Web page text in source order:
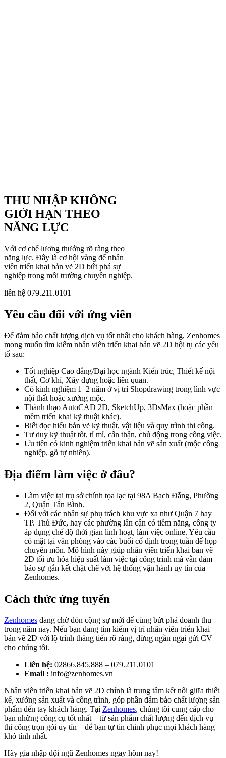
THU NHẬP KHÔNG
GIỚI HẠN THEO
NĂNG LỰC
Với cơ chế lương thưởng rõ ràng theo
năng lực. Đây là cơ hội vàng để nhân
viên triển khai bản vẽ 2D bứt phá sự
nghiệp trong môi trường chuyên nghiệp.
liên hệ 079.211.0101
Yêu cầu đối với ứng viên
Để đảm bảo chất lượng dịch vụ tốt nhất cho khách hàng, Zenhomes
mong muốn tìm kiếm nhân viên triển khai bản vẽ 2D hội tụ các yếu
tố sau:
Tốt nghiệp Cao đẳng/Đại học ngành Kiến trúc, Thiết kế nội
thất, Cơ khí, Xây dựng hoặc liên quan.
Có kinh nghiệm 1–2 năm ở vị trí Shopdrawing trong lĩnh vực
nội thất hoặc xưởng mộc.
Thành thạo AutoCAD 2D, SketchUp, 3DsMax (hoặc phần
mềm triển khai kỹ thuật khác).
Biết đọc hiểu bản vẽ kỹ thuật, vật liệu và quy trình thi công.
Tư duy kỹ thuật tốt, tỉ mỉ, cẩn thận, chủ động trong công việc.
Ưu tiên có kinh nghiệm triển khai bản vẽ sản xuất (mộc công
nghiệp, gỗ tự nhiên).
Địa điểm làm việc ở đâu?
Làm việc tại trụ sở chính tọa lạc tại 98A Bạch Đằng, Phường
2, Quận Tân Bình.
Đối với các nhân sự phụ trách khu vực xa như Quận 7 hay
TP. Thủ Đức, hay các phường lân cận có tiềm năng, công ty
áp dụng chế độ thời gian linh hoạt, làm việc online. Yêu cầu
có mặt tại văn phòng vào các buổi cố định trong tuần để họp
chuyên môn. Mô hình này giúp nhân viên triển khai bản vẽ
2D tối ưu hóa hiệu suất làm việc tại công trình mà vẫn đảm
bảo sự gắn kết chặt chẽ với hệ thống vận hành uy tín của
Zenhomes.
Cách thức ứng tuyển
Zenhomes đang chờ đón cộng sự mới để cùng bứt phá doanh thu
trong năm nay. Nếu bạn đang tìm kiếm vị trí nhân viên triển khai
bản vẽ 2D với lộ trình thăng tiến rõ ràng, đừng ngần ngại gửi CV
cho chúng tôi.
Liên hệ: 02866.845.888 – 079.211.0101
Email : info@zenhomes.vn
Nhân viên triển khai bản vẽ 2D chính là trung tâm kết nối giữa thiết
kế, xưởng sản xuất và công trình, góp phần đảm bảo chất lượng sản
phẩm đến tay khách hàng. Tại Zenhomes, chúng tôi cung cấp cho
bạn những công cụ tốt nhất – từ sản phẩm chất lượng đến dịch vụ
thi công trọn gói uy tín – để bạn tự tin chinh phục mọi khách hàng
khó tính nhất.
Hãy gia nhập đội ngũ Zenhomes ngay hôm nay!